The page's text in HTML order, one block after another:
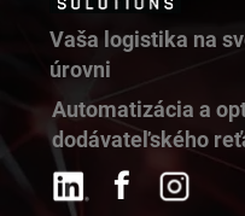
Vaša logistika na
úrovni
Automatizácia a
dodávateľského